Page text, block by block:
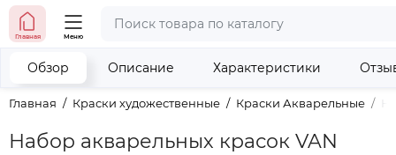
тел. (098) 673-42-06
наши контакты
Главная Меню
Главная Краски художественные Краски Акварельные
Набор акварельных красок VAN
Обзор Описание Характеристики